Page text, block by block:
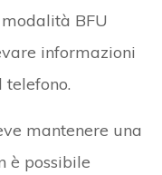
BFU
informazioni
mantenere una
è possibile